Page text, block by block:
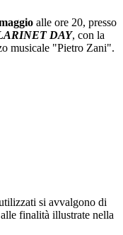
alle ore 20, presso
DAY, con la
musicale "Pietro Zani".
si avvalgono di
finalità illustrate nella